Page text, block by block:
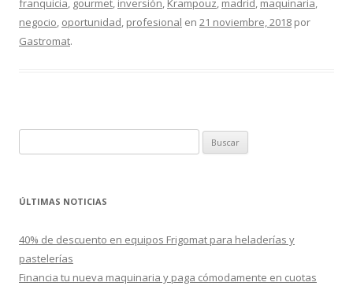
franquicia, gourmet, inversión, Krampouz, madrid, maquinaria,
negocio, oportunidad, profesional en 21 noviembre, 2018 por
Gastromat.
u
c
r
ÚLTIMAS NOTICIAS
40% de descuento en equipos Frigomat para heladerías y
pastelerías
Financia tu nueva maquinaria y paga cómodamente en cuotas